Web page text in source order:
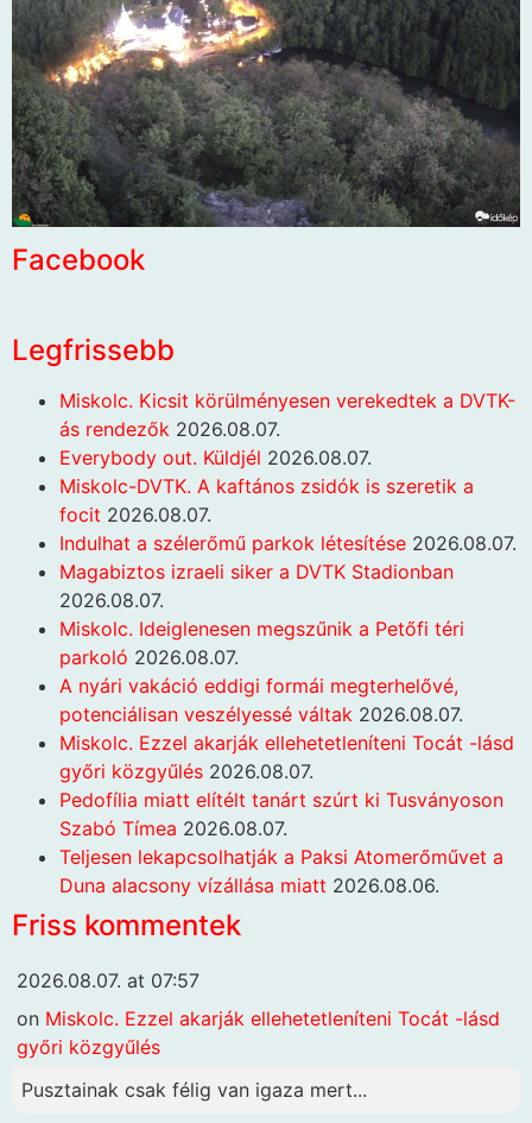
Facebook
Legfrissebb
Miskolc. Kicsit körülményesen verekedtek a DVTK-
ás rendezők 2026.08.07.
Everybody out. Küldjél 2026.08.07.
Miskolc-DVTK. A kaftános zsidók is szeretik a
focit 2026.08.07.
Indulhat a szélerőmű parkok létesítése 2026.08.07.
Magabiztos izraeli siker a DVTK Stadionban
2026.08.07.
Miskolc. Ideiglenesen megszűnik a Petőfi téri
parkoló 2026.08.07.
A nyári vakáció eddigi formái megterhelővé,
potenciálisan veszélyessé váltak 2026.08.07.
Miskolc. Ezzel akarják ellehetetleníteni Tocát -lásd
győri közgyűlés 2026.08.07.
Pedofília miatt elítélt tanárt szúrt ki Tusványoson
Szabó Tímea 2026.08.07.
Teljesen lekapcsolhatják a Paksi Atomerőművet a
Duna alacsony vízállása miatt 2026.08.06.
Friss kommentek
2026.08.07. at 07:57
on Miskolc. Ezzel akarják ellehetetleníteni Tocát -lásd
győri közgyűlés
Pusztainak csak félig van igaza mert...